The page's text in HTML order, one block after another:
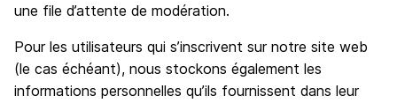
une file d’attente de modération.
Pour les utilisateurs qui s’inscrivent sur notre site web
(le cas échéant), nous stockons également les
informations personnelles qu’ils fournissent dans leur